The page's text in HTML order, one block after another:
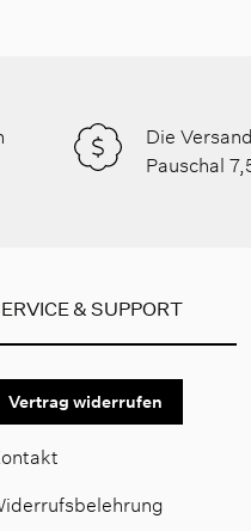
Die
Pauschal
& SUPPORT
Vertrag widerrufen